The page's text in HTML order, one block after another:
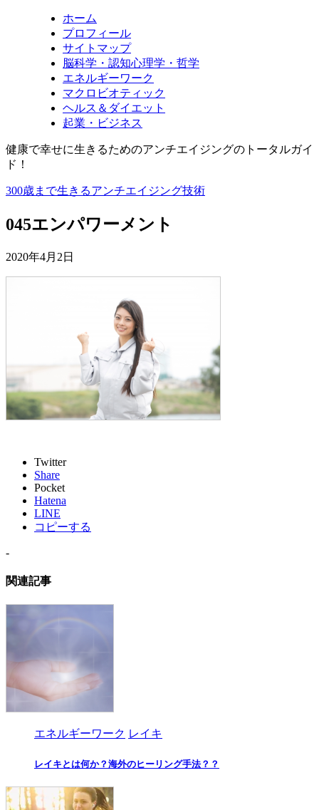
ホーム
プロフィール
サイトマップ
脳科学・認知心理学・哲学
エネルギーワーク
マクロビオティック
ヘルス＆ダイエット
起業・ビジネス
健康で幸せに生きるためのアンチエイジングのトータルガイ
ド！
300歳まで生きるアンチエイジング技術
045エンパワーメント
2020年4月2日
Twitter
Share
Pocket
Hatena
LINE
コピーする
-
関連記事
エネルギーワーク レイキ
レイキとは何か？海外のヒーリング手法？？